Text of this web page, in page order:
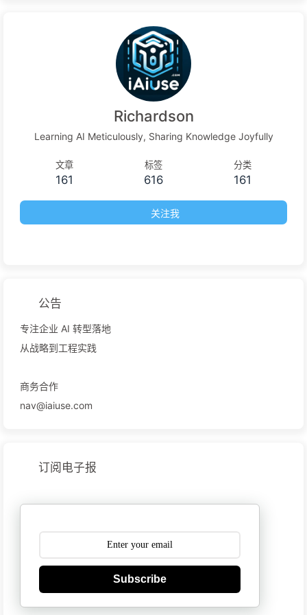
Richardson
Learning AI Meticulously, Sharing Knowledge Joyfully
文章
161
标签
616
分类
161
关注我
公告
专注企业 AI 转型落地
从战略到工程实践
商务合作
nav@iaiuse.com
订阅电子报
Subscribe